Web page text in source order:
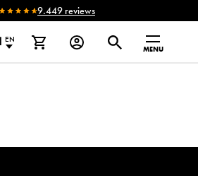
9.449 reviews
EN
MENU